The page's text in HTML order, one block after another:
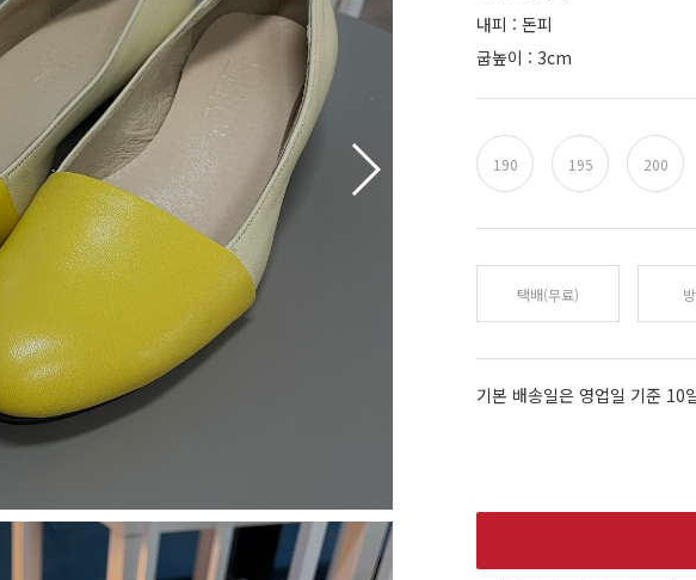
내피 : 돈피
굽높이 : 3cm
190 195 200
택배(무료)
기본 배송일은 영업일 기준 10